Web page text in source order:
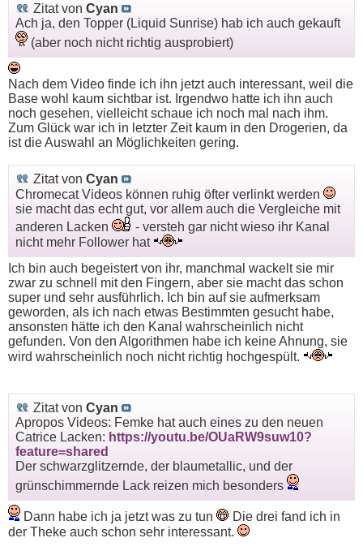
Zitat von Cyan
Ach ja, den Topper (Liquid Sunrise) hab ich auch gekauft
(aber noch nicht richtig ausprobiert)
Nach dem Video finde ich ihn jetzt auch interessant, weil die
Base wohl kaum sichtbar ist. Irgendwo hatte ich ihn auch
noch gesehen, vielleicht schaue ich noch mal nach ihm.
Zum Glück war ich in letzter Zeit kaum in den Drogerien, da
ist die Auswahl an Möglichkeiten gering.
Zitat von Cyan
Chromecat Videos können ruhig öfter verlinkt werden
sie macht das echt gut, vor allem auch die Vergleiche mit
anderen Lacken
- versteh gar nicht wieso ihr Kanal
nicht mehr Follower hat
Ich bin auch begeistert von ihr, manchmal wackelt sie mir
zwar zu schnell mit den Fingern, aber sie macht das schon
super und sehr ausführlich. Ich bin auf sie aufmerksam
geworden, als ich nach etwas Bestimmten gesucht habe,
ansonsten hätte ich den Kanal wahrscheinlich nicht
gefunden. Von den Algorithmen habe ich keine Ahnung, sie
wird wahrscheinlich noch nicht richtig hochgespült.
Zitat von Cyan
Apropos Videos: Femke hat auch eines zu den neuen
Catrice Lacken: https://youtu.be/OUaRW9suw10?
feature=shared
Der schwarzglitzernde, der blaumetallic, und der
grünschimmernde Lack reizen mich besonders
Dann habe ich ja jetzt was zu tun
Die drei fand ich in
der Theke auch schon sehr interessant.